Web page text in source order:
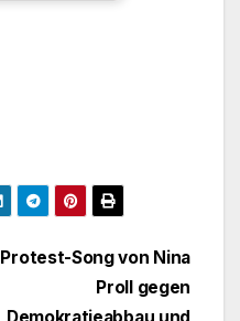
Protest-Song von Nina
Proll gegen